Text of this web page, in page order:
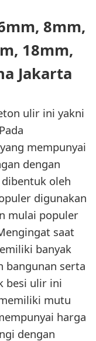
8mm,
18mm,
Jakarta
ulir ini yakni
mempunyai
dengan
oleh
digunakan
mulai populer
saat
banyak
bangunan serta
besi ulir ini
mutu
harga
dengan